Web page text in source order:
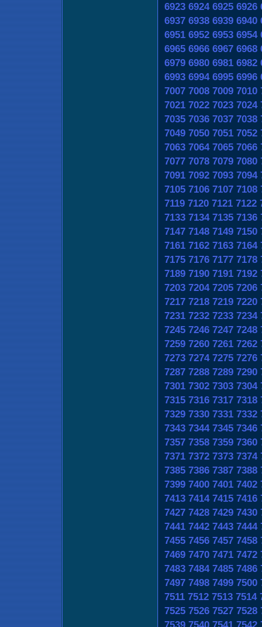
6923 6924 6925 6926
6937 6938 6939 6940
6951 6952 6953 6954
6965 6966 6967 6968
6979 6980 6981 6982
6993 6994 6995 6996
7007 7008 7009 7010
7021 7022 7023 7024
7035 7036 7037 7038
7049 7050 7051 7052
7063 7064 7065 7066
7077 7078 7079 7080
7091 7092 7093 7094
7105 7106 7107 7108
7119 7120 7121 7122
7133 7134 7135 7136
7147 7148 7149 7150
7161 7162 7163 7164
7175 7176 7177 7178
7189 7190 7191 7192
7203 7204 7205 7206
7217 7218 7219 7220
7231 7232 7233 7234
7245 7246 7247 7248
7259 7260 7261 7262
7273 7274 7275 7276
7287 7288 7289 7290
7301 7302 7303 7304
7315 7316 7317 7318
7329 7330 7331 7332
7343 7344 7345 7346
7357 7358 7359 7360
7371 7372 7373 7374
7385 7386 7387 7388
7399 7400 7401 7402
7413 7414 7415 7416
7427 7428 7429 7430
7441 7442 7443 7444
7455 7456 7457 7458
7469 7470 7471 7472
7483 7484 7485 7486
7497 7498 7499 7500
7511 7512 7513 7514
7525 7526 7527 7528
7539 7540 7541 7542